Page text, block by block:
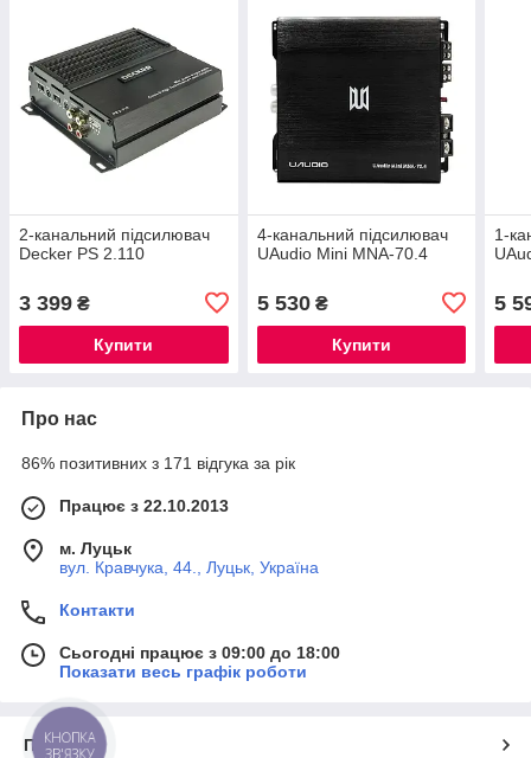
2-канальний підсилювач
Decker PS 2.110
3 399 ₴
Купити
4-канальний підсилювач
UAudio Mini MNA-70.4
5 530₴
Купити
1-
5
Про нас
86% позитивних з 171 відгука за рік
Працює з 22.10.2013
м. Луцьк
вул. Кравчука, 44., Луцьк, Україна
Контакти
Сьогодні працює з 09:00 до 18:00
Показати весь графік роботи
Про нас
КНОПКА
ЗВ'ЯЗКУ